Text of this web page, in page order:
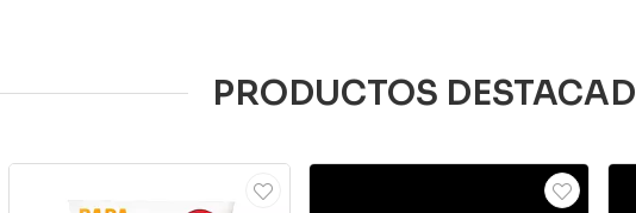
PRODUCTOS